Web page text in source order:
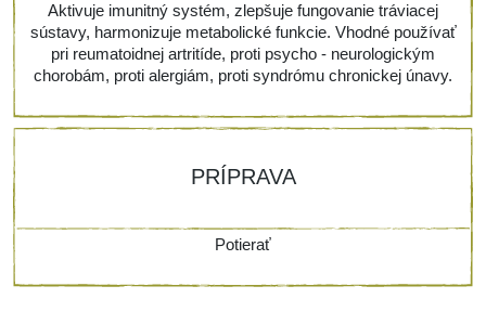
Aktivuje imunitný systém, zlepšuje fungovanie tráviacej
sústavy, harmonizuje metabolické funkcie. Vhodné používať
pri reumatoidnej artritíde, proti psycho - neurologickým
chorobám, proti alergiám, proti syndrómu chronickej únavy.
PRÍPRAVA
Potierať